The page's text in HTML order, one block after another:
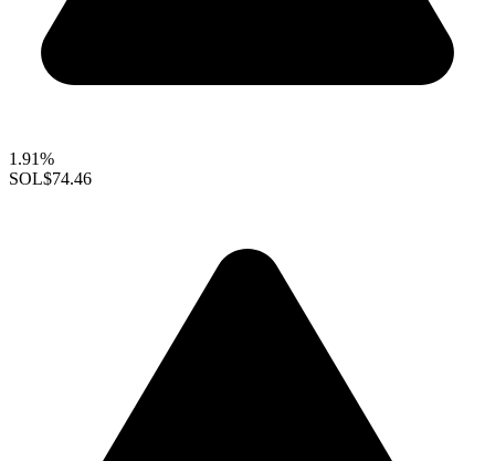
1.91%
SOL$74.46